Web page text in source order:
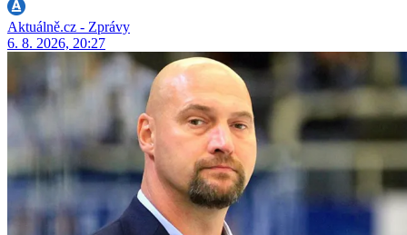
Aktuálně.cz - Zprávy
6. 8. 2026, 20:27